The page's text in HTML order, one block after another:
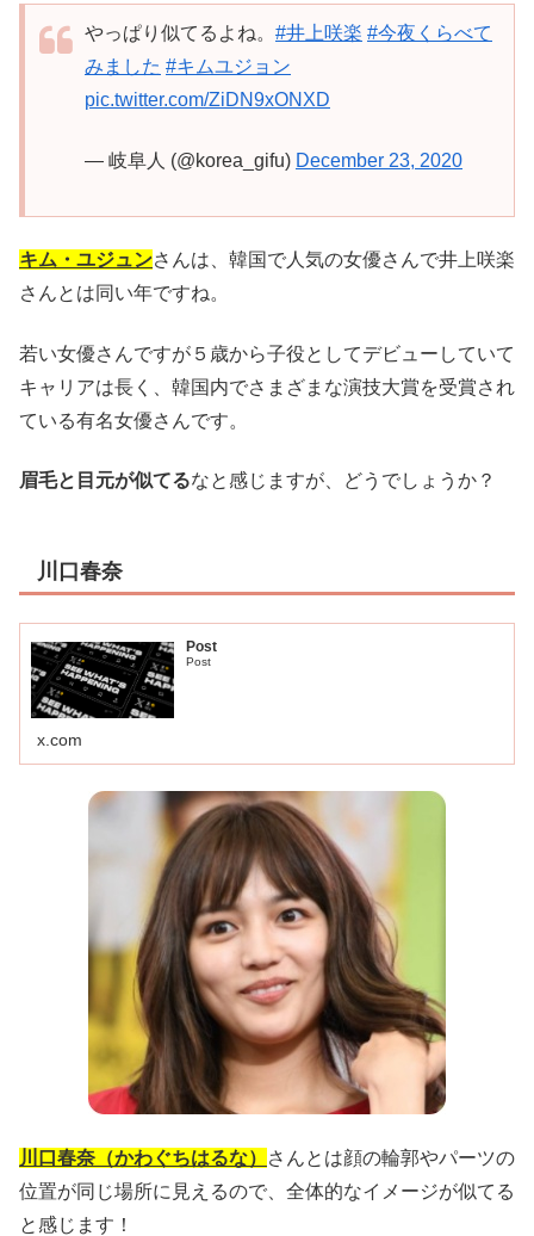
やっぱり似てるよね。 #井上咲楽 #今夜くらべて
みました #キムユジョン
pic.twitter.com/ZiDN9xONXD
— 岐阜人 (@korea_gifu) December 23, 2020
キム・ユジュンさんは、韓国で人気の女優さんで井上咲楽
さんとは同い年ですね。
若い女優さんですが５歳から子役としてデビューしていて
キャリアは長く、韓国内でさまざまな演技大賞を受賞され
ている有名女優さんです。
眉毛と目元が似てるなと感じますが、どうでしょうか？
川口春奈
Post
Post
x.com
川口春奈（かわぐちはるな）
さんとは顔の輪郭やパーツの
位置が同じ場所に見えるので、全体的なイメージが似てる
と感じます！